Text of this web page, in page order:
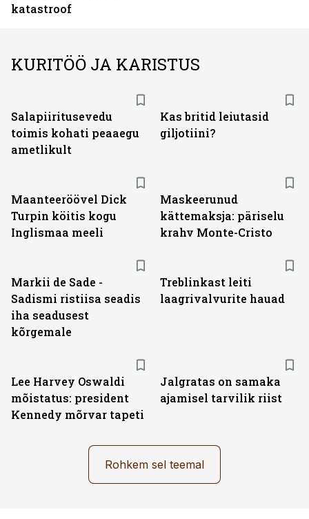
katastroof
KURITÖÖ JA KARISTUS
Salapiiritusevedu
toimis kohati peaaegu
ametlikult
Kas britid leiutasid
giljotiini?
Maanteeröövel Dick
Turpin köitis kogu
Inglismaa meeli
Maskeerunud
kättemaksja: päriselu
krahv Monte-Cristo
Markii de Sade -
Sadismi ristiisa seadis
iha seadusest
kõrgemale
Treblinkast leiti
laagrivalvurite hauad
Lee Harvey Oswaldi
mõistatus: president
Kennedy mõrvar tapeti
Jalgratas on samaka
ajamisel tarvilik riist
Rohkem sel teemal